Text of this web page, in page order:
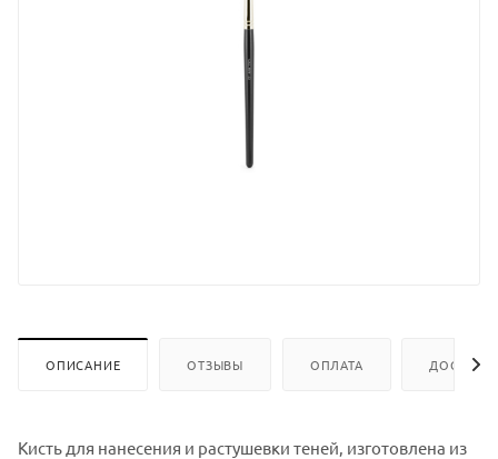
ОПИСАНИЕ ОТЗЫВЫ ОПЛАТА
Кисть для нанесения и растушевки теней, изготовлена из